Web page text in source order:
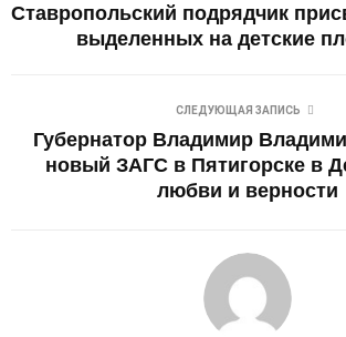
Ставропольский подрядчик
выделенных на детские
СЛЕДУЮЩАЯ ЗАПИСЬ
Губернатор Владимир
новый ЗАГС в Пятигорске в
любви и верности